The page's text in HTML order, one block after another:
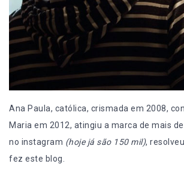
Ana Paula, católica, crismada em 2008,
Maria em 2012, atingiu a marca de mais
no instagram (hoje já são 150 mil),
fez este blog.